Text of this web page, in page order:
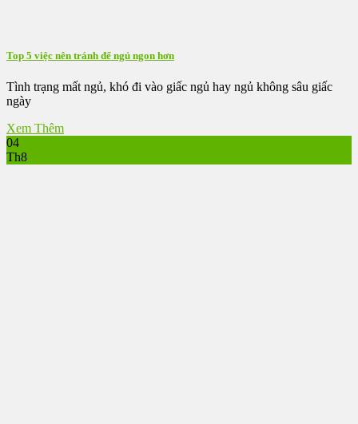
Top 5 việc nên tránh để ngủ ngon hơn
Tình trạng mất ngủ, khó đi vào giấc ngủ hay ngủ không sâu giấc
ngày
Xem Thêm
04
Th8